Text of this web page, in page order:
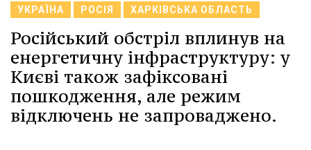
УКРАЇНА РОСІЯ ХАРКІВСЬКА ОБЛАСТЬ
Російський обстріл вплинув на
енергетичну інфраструктуру: у
Києві також зафіксовані
пошкодження, але режим
відключень не запроваджено.